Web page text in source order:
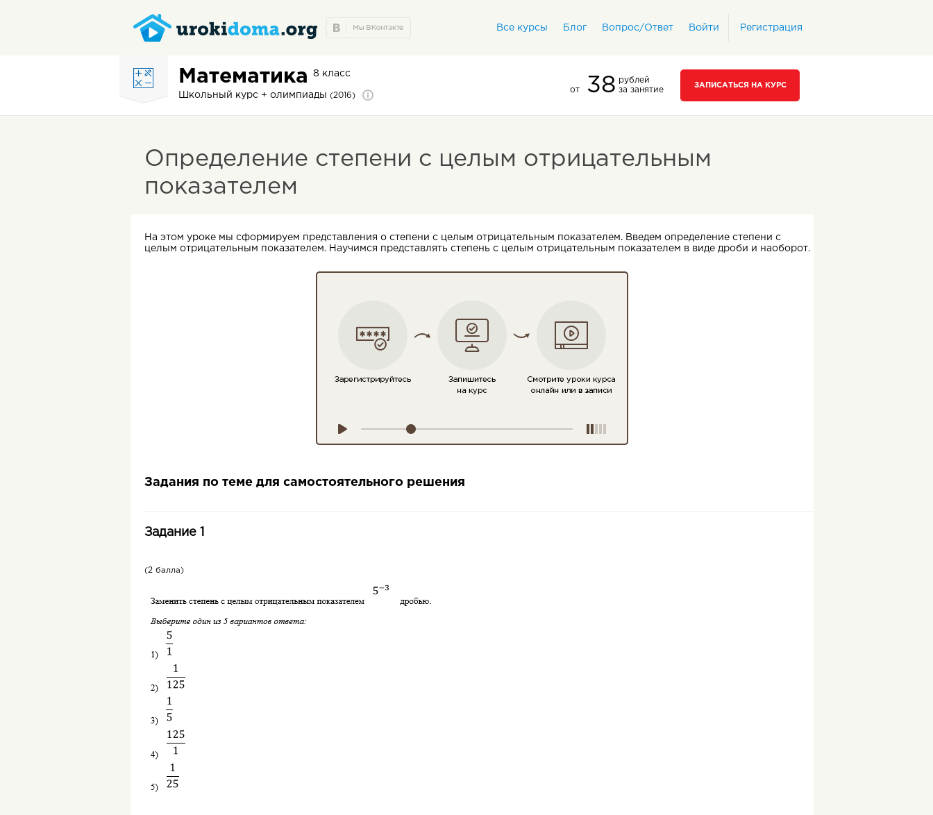
Все курсы Блог Вопрос/Ответ Войти Регистрация
Математика 8 класс
Школьный курс + олимпиады (2016)
от 38 рублей
за занятие
ЗАПИСАТЬСЯ НА КУРС
Определение степени с целым отрицательным
показателем
На этом уроке мы сформируем представления о степени с целым отрицательным показателем. Введем определение степени с
целым отрицательным показателем. Научимся представлять степень с целым отрицательным показателем в виде дроби и наоборот.
Задания по теме для самостоятельного решения
Задание 1
(2 балла)